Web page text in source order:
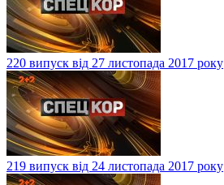
220 випуск від 27 листопада 2017 року
219 випуск від 24 листопада 2017 року